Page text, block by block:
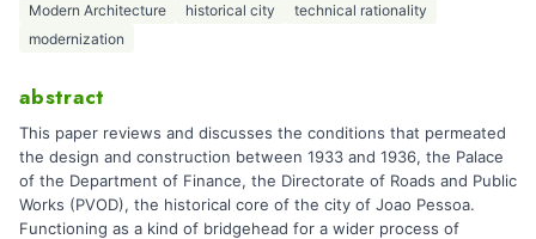
Modern Architecture historical city
technical rationality
modernization
abstract
This paper reviews and discusses the conditions that permeated
the design and construction between 1933 and 1936, the Palace
of the Department of Finance, the Directorate of Roads and Public
Works (PVOD), the historical core of the city of Joao Pessoa.
Functioning as a kind of bridgehead for a wider process of